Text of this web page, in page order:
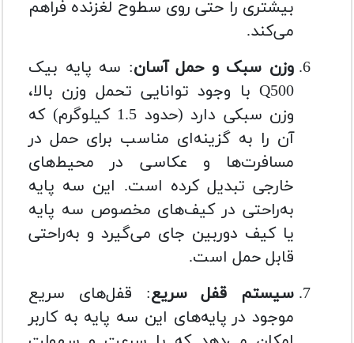
بیشتری را حتی روی سطوح لغزنده فراهم
می‌کند.
وزن سبک و حمل آسان: سه پایه بیک
Q500 با وجود توانایی تحمل وزن بالا،
وزن سبکی دارد (حدود 1.5 کیلوگرم) که
آن را به گزینه‌ای مناسب برای حمل در
مسافرت‌ها و عکاسی در محیط‌های
خارجی تبدیل کرده است. این سه پایه
به‌راحتی در کیف‌های مخصوص سه پایه
یا کیف دوربین جای می‌گیرد و به‌راحتی
قابل حمل است.
سیستم قفل سریع: قفل‌های سریع
موجود در پایه‌های این سه پایه به کاربر